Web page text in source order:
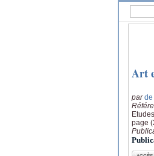
Art
parde
page